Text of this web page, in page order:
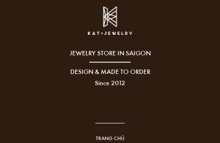
JEWELRY STORE IN SAIGON
DESIGN & MADE TO ORDER
Since 2012
TRANG CHỦ